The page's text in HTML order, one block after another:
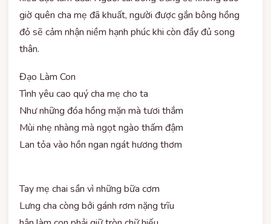
giờ quên cha mẹ đã khuất, người được gắn bông hồng
đỏ sẽ cảm nhận niềm hạnh phúc khi còn đầy đủ song
thân.
Đạo Làm Con
Tình yêu cao quý cha mẹ cho ta
Như những đóa hồng mặn mà tươi thắm
Mùi nhẹ nhàng mà ngọt ngào thấm đậm
Lan tỏa vào hồn ngan ngát hương thơm
Tay mẹ chai sần vì những bữa cơm
Lưng cha còng bởi gánh rơm nặng trĩu